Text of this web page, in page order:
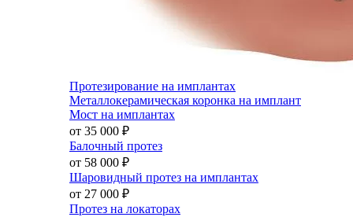
Протезирование на имплантах
Металлокерамическая коронка на имплант
Мост на имплантах
от 35 000 ₽
Балочный протез
от 58 000 ₽
Шаровидный протез на имплантах
от 27 000 ₽
Протез на локаторах